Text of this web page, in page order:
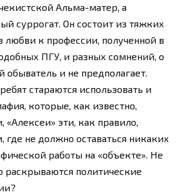
Альма-матер, а
суррогат. Он состоит из тяжких
любви к профессии, полученной в
ПГУ, и разных сомнений, о
обыватель и не предполагает.
стараются использовать и
которые, как известно,
«Алексеи» эти, как правило,
где не должно оставаться никаких
работы на «объекте». Не
раскрываются политические